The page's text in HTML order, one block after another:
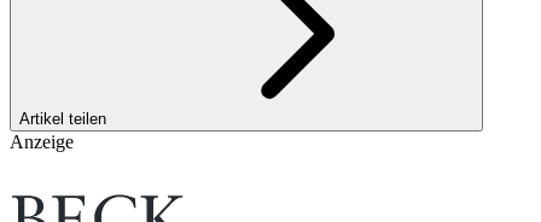
Artikel teilen
Anzeige